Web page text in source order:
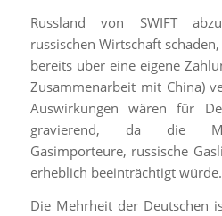
Russland von SWIFT
russischen Wirtschaft
bereits über eine eigene
Zusammenarbeit mit China)
Auswirkungen wären für
gravierend, da die
Gasimporteure, russische
erheblich beeinträchtigt würde.
Die Mehrheit der Deutschen